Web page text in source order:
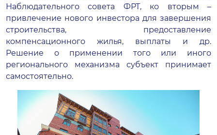
Наблюдательного совета ФРТ, ко вторым –
привлечение нового инвестора для завершения
строительства, предоставление
компенсационного жилья, выплаты и др.
Решение о применении того или иного
регионального механизма субъект принимает
самостоятельно.